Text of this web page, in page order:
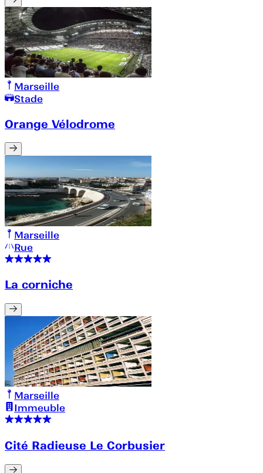
Marseille
Stade
Orange Vélodrome
Marseille
Rue
La corniche
Marseille
Immeuble
Cité Radieuse Le Corbusier